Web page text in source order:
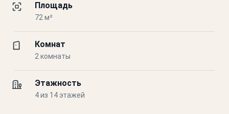
Площадь
72 м²
Комнат
2 комнаты
Этажность
4 из 14 этажей